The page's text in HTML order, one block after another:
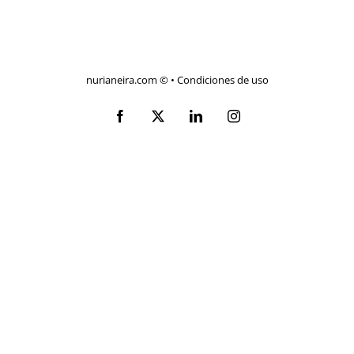
nurianeira.com © • Condiciones de uso
Facebook
X LinkedInInstagram